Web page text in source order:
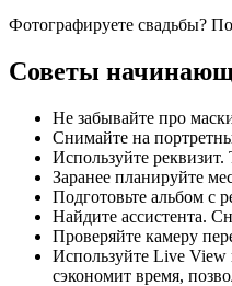
Фотографируете свадьбы?
Советы
Не забывайте про
Снимайте на
Используйте
Заранее планируйте
Подготовьте альбом с
Найдите ассистента.
Проверяйте камеру
Используйте Live View
сэкономит время,